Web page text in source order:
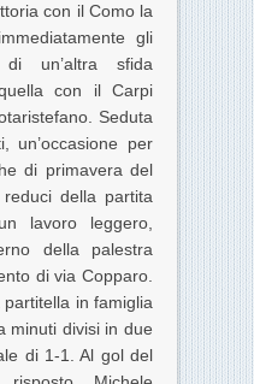
con il Como la
gli
un’altra sfida
con il Carpi
Seduta
un’occasione per
di primavera del
della partita
lavoro leggero,
della palestra
di via Copparo.
in famiglia
minuti divisi in due
di 1-1. Al gol del